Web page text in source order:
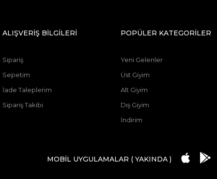
ALIŞVERİŞ BİLGİLERİ
Sipariş
Sepetim
İade Taleplerim
Sipariş Takibi
POPÜLER KATEGORİLER
Yeni Gelenler
Üst Giyim
Alt Giyim
Dış Giyim
İndirim
MOBİL UYGULAMALAR ( YAKINDA )